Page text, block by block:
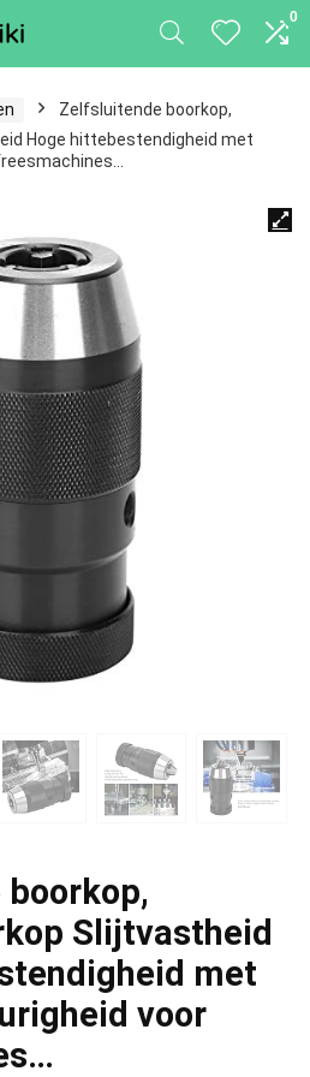
0
Zelfsluitende boorkop,
Hoge hittebestendigheid met
Slijtvastheid
met
voor